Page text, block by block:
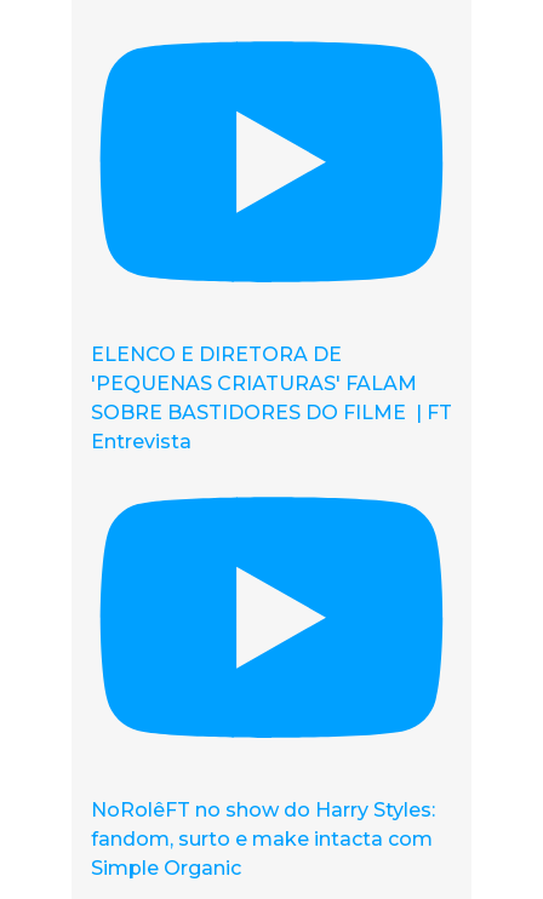
ELENCO E DIRETORA DE
'PEQUENAS CRIATURAS' FALAM
SOBRE BASTIDORES DO FILME | FT
Entrevista
NoRolêFT no show do Harry Styles:
fandom, surto e make intacta com
Simple Organic